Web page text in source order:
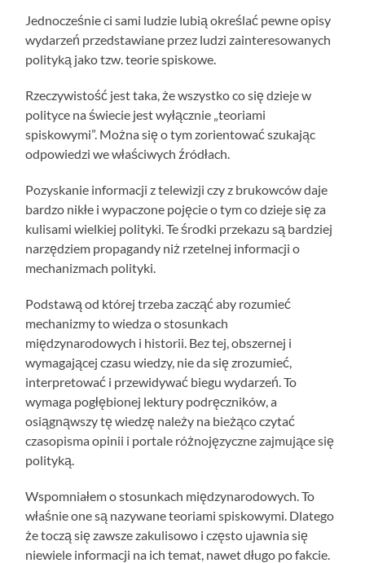
Jednocześnie ci sami ludzie lubią określać pewne opisy
wydarzeń przedstawiane przez ludzi zainteresowanych
polityką jako tzw. teorie spiskowe.
Rzeczywistość jest taka, że wszystko co się dzieje w
polityce na świecie jest wyłącznie „teoriami
spiskowymi”. Można się o tym zorientować szukając
odpowiedzi we właściwych źródłach.
Pozyskanie informacji z telewizji czy z brukowców daje
bardzo nikłe i wypaczone pojęcie o tym co dzieje się za
kulisami wielkiej polityki. Te środki przekazu są bardziej
narzędziem propagandy niż rzetelnej informacji o
mechanizmach polityki.
Podstawą od której trzeba zacząć aby rozumieć
mechanizmy to wiedza o stosunkach
międzynarodowych i historii. Bez tej, obszernej i
wymagającej czasu wiedzy, nie da się zrozumieć,
interpretować i przewidywać biegu wydarzeń. To
wymaga pogłębionej lektury podręczników, a
osiągnąwszy tę wiedzę należy na bieżąco czytać
czasopisma opinii i portale różnojęzyczne zajmujące się
polityką.
Wspomniałem o stosunkach międzynarodowych. To
właśnie one są nazywane teoriami spiskowymi. Dlatego
że toczą się zawsze zakulisowo i często ujawnia się
niewiele informacji na ich temat, nawet długo po fakcie.